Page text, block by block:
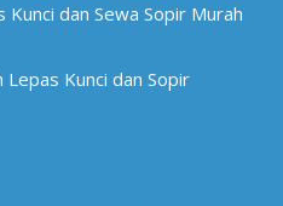
dan Sewa Sopir Murah
Kunci dan Sopir